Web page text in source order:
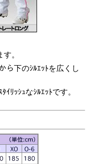
。
ら下のｼﾙｴｯﾄを広くし
ｲﾘｯｼｭなｼﾙｴｯﾄです。